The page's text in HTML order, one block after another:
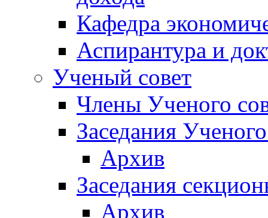
Кафедра
Аспирантура и
Ученый совет
Члены Ученого
Заседания
Архив
Заседания
Архив